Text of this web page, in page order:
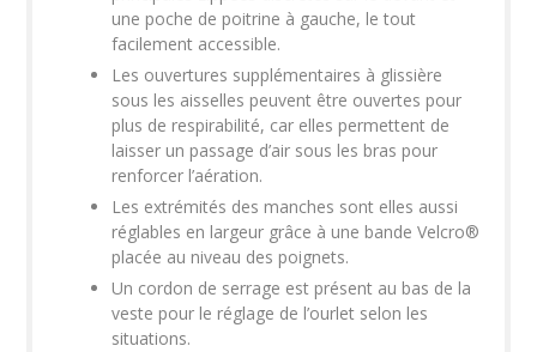
une poche de poitrine à gauche, le tout
facilement accessible.
Les ouvertures supplémentaires à glissière
sous les aisselles peuvent être ouvertes pour
plus de respirabilité, car elles permettent de
laisser un passage d’air sous les bras pour
renforcer l’aération.
Les extrémités des manches sont elles aussi
réglables en largeur grâce à une bande Velcro®
placée au niveau des poignets.
Un cordon de serrage est présent au bas de la
veste pour le réglage de l’ourlet selon les
situations.